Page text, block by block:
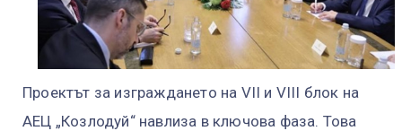
Проектът за изграждането на VII и VIII блок на
АЕЦ „Козлодуй“ навлиза в ключова фаза. Това